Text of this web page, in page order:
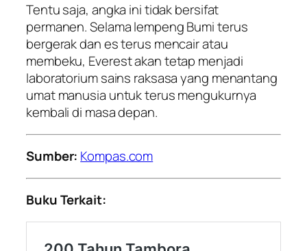
Tentu saja, angka ini tidak bersifat
permanen. Selama lempeng Bumi terus
bergerak dan es terus mencair atau
membeku, Everest akan tetap menjadi
laboratorium sains raksasa yang menantang
umat manusia untuk terus mengukurnya
kembali di masa depan.
Sumber: Kompas.com
Buku Terkait: